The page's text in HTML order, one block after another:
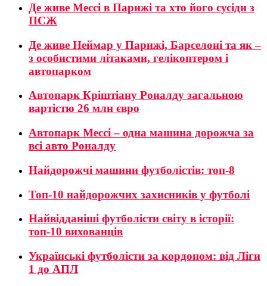
Де живе Мессі в Парижі та хто його сусіди з
ПСЖ
Де живе Неймар у Парижі, Барселоні та як –
з особистими літаками, гелікоптером і
автопарком
Автопарк Кріштіану Роналду загальною
вартістю 26 млн євро
Автопарк Мессі – одна машина дорожча за
всі авто Роналду
Найдорожчі машини футболістів: топ-8
Топ-10 найдорожчих захисників у футболі
Найвідданіші футболісти світу в історії:
топ-10 вихованців
Українські футболісти за кордоном: від Ліги
1 до АПЛ